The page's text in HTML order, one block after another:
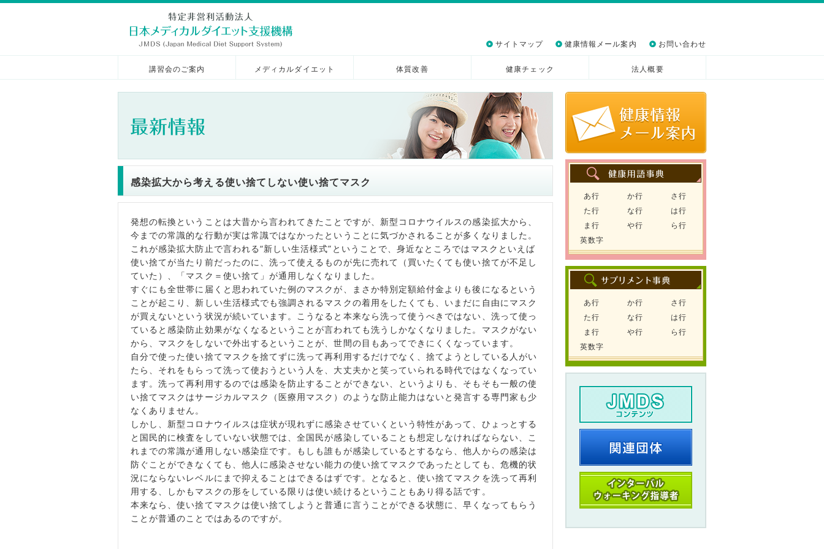
サイトマップ 健康情報メール案内 お問い合わせ
講習会のご案内 メディカルダイエット 体質改善 健康チェック 法人概要
感染拡大から考える使い捨てしない使い捨てマスク
発想の転換ということは大昔から言われてきたことですが、新型コロナウイルスの感染拡大から、
今までの常識的な行動が実は常識ではなかったということに気づかされることが多くなりました。
これが感染拡大防止で言われる“新しい生活様式”ということで、身近なところではマスクといえば
使い捨てが当たり前だったのに、洗って使えるものが先に売れて（買いたくても使い捨てが不足し
ていた）、「マスク＝使い捨て」が通用しなくなりました。
すぐにも全世帯に届くと思われていた例のマスクが、まさか特別定額給付金よりも後になるという
ことが起こり、新しい生活様式でも強調されるマスクの着用をしたくても、いまだに自由にマスク
が買えないという状況が続いています。こうなると本来なら洗って使うべきではない、洗って使っ
ていると感染防止効果がなくなるということが言われても洗うしかなくなりました。マスクがない
から、マスクをしないで外出するということが、世間の目もあってできにくくなっています。
自分で使った使い捨てマスクを捨てずに洗って再利用するだけでなく、捨てようとしている人がい
たら、それをもらって洗って使おうという人を、大丈夫かと笑っていられる時代ではなくなってい
ます。洗って再利用するのでは感染を防止することができない、というよりも、そもそも一般の使
い捨てマスクはサージカルマスク（医療用マスク）のような防止能力はないと発言する専門家も少
なくありません。
しかし、新型コロナウイルスは症状が現れずに感染させていくという特性があって、ひょっとする
と国民的に検査をしていない状態では、全国民が感染していることも想定しなければならない、こ
れまでの常識が通用しない感染症です。もしも誰もが感染しているとするなら、他人からの感染は
防ぐことができなくても、他人に感染させない能力の使い捨てマスクであったとしても、危機的状
況にならないレベルにまで抑えることはできるはずです。となると、使い捨てマスクを洗って再利
用する、しかもマスクの形をしている限りは使い続けるということもあり得る話です。
本来なら、使い捨てマスクは使い捨てしようと普通に言うことができる状態に、早くなってもらう
ことが普通のことではあるのですが。
あ行 か行
さ行
た行
な行
は行
ま行
や行
ら行
英数字
あ行 か行
さ行
た行
な行
は行
ま行
や行
ら行
英数字